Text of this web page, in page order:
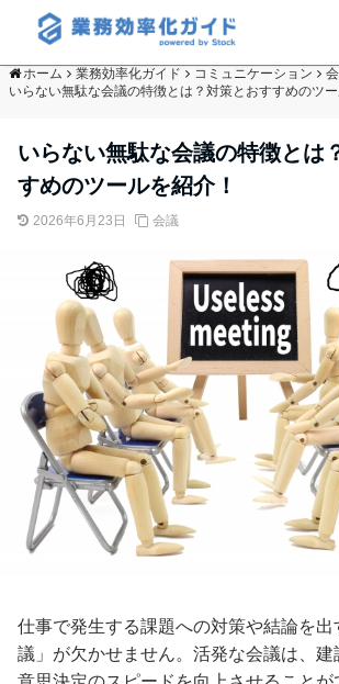
ホーム 業務効率化ガイド コミュニケーション
いらない無駄な会議の特徴とは？対策とおすすめのツー
いらない無駄な会議の特徴とは
すめのツールを紹介！
2026年6月23日 会議
仕事で発生する課題への対策や結論を出
議」が欠かせません。活発な会議は、